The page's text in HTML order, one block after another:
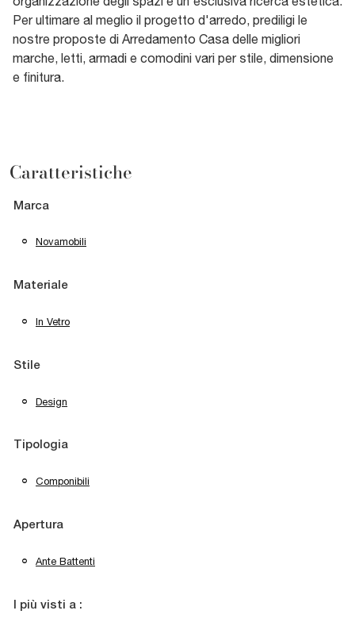
Per ultimare al meglio il progetto d'arredo, prediligi le
nostre proposte di Arredamento Casa delle migliori
marche, letti, armadi e comodini vari per stile, dimensione
e finitura.
Caratteristiche
Marca
Novamobili
Materiale
In Vetro
Stile
Design
Tipologia
Componibili
Apertura
Ante Battenti
I più visti a :